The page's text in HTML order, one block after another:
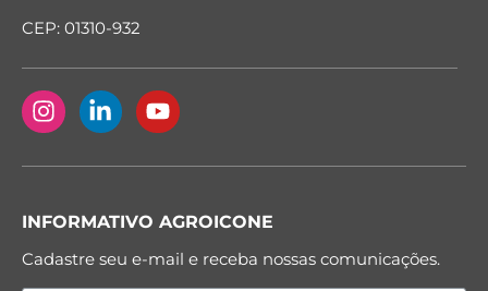
CEP: 01310-932
INFORMATIVO AGROICONE
Cadastre seu e-mail e receba nossas comunicações.